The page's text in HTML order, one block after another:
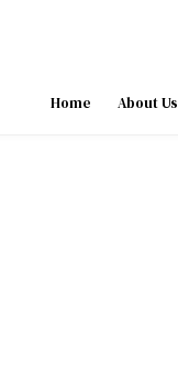
Home About Us